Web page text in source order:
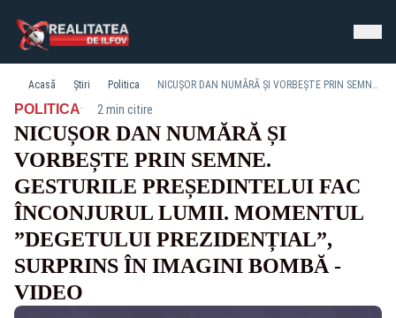
Acasă Știri Politica NICUȘOR DAN NUMĂRĂ ȘI VORBEȘTE PRIN SEMNE. GESTURILE PREȘEDINTELUI FAC ÎNCONJURUL LUMII. MOMENTUL ”DEGETULUI PREZIDENȚIAL”, SURPRINS ÎN IMAGINI BOMBĂ - VIDEO
POLITICA· 2 min citire
NICUȘOR DAN NUMĂRĂ ȘI
VORBEȘTE PRIN SEMNE.
GESTURILE PREȘEDINTELUI FAC
ÎNCONJURUL LUMII. MOMENTUL
”DEGETULUI PREZIDENȚIAL”,
SURPRINS ÎN IMAGINI BOMBĂ -
VIDEO